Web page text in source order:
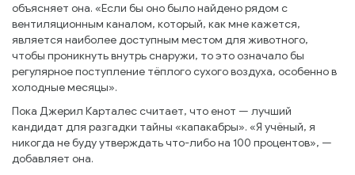
объясняет она. «Если бы оно было найдено рядом с
вентиляционным каналом, который, как мне кажется,
является наиболее доступным местом для животного,
чтобы проникнуть внутрь снаружи, то это означало бы
регулярное поступление тёплого сухого воздуха, особенно в
холодные месяцы».
Пока Джерил Карталес считает, что енот — лучший
кандидат для разгадки тайны «капакабры». «Я учёный, я
никогда не буду утверждать что-либо на 100 процентов», —
добавляет она.